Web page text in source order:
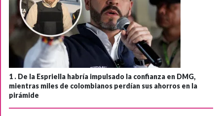
1 . De la Espriella habría impulsado la confianza en DMG,
mientras miles de colombianos perdían sus ahorros en la
pirámide